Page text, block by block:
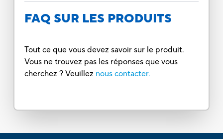
FAQ SUR LES PRODUITS
Tout ce que vous devez savoir sur le produit.
Vous ne trouvez pas les réponses que vous
cherchez ? Veuillez nous contacter.